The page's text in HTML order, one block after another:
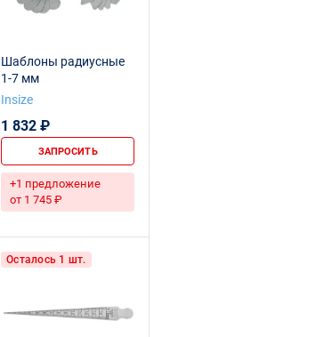
Шаблоны радиусные
1-7 мм
Insize
1 832 ₽
ЗАПРОСИТЬ
+1 предложение
от 1 745 ₽
Осталось 1 шт.